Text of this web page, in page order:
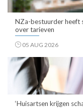
NZa-bestuurder heeft
over tarieven
05 AUG 2026
‘Huisartsen krijgen